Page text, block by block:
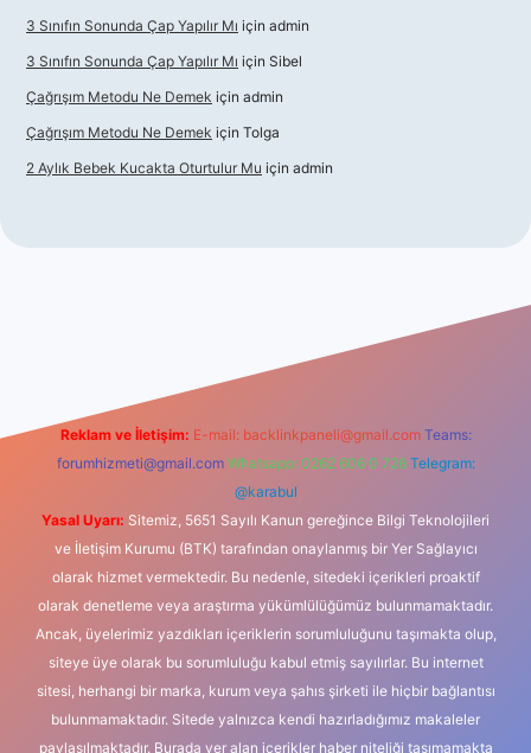
3 Sınıfın Sonunda Çap Yapılır Mı için admin
3 Sınıfın Sonunda Çap Yapılır Mı için Sibel
Çağrışım Metodu Ne Demek için admin
Çağrışım Metodu Ne Demek için Tolga
2 Aylık Bebek Kucakta Oturtulur Mu için admin
Reklam ve İletişim: E-mail: backlinkpaneli@gmail.com Teams:
forumhizmeti@gmail.com Whatsapp: 0262 606 0 726 Telegram:
@karabul
Yasal Uyarı: Sitemiz, 5651 Sayılı Kanun gereğince Bilgi Teknolojileri
ve İletişim Kurumu (BTK) tarafından onaylanmış bir Yer Sağlayıcı
olarak hizmet vermektedir. Bu nedenle, sitedeki içerikleri proaktif
olarak denetleme veya araştırma yükümlülüğümüz bulunmamaktadır.
Ancak, üyelerimiz yazdıkları içeriklerin sorumluluğunu taşımakta olup,
siteye üye olarak bu sorumluluğu kabul etmiş sayılırlar. Bu internet
sitesi, herhangi bir marka, kurum veya şahıs şirketi ile hiçbir bağlantısı
bulunmamaktadır. Sitede yalnızca kendi hazırladığımız makaleler
paylaşılmaktadır. Burada yer alan içerikler haber niteliği taşımamakta